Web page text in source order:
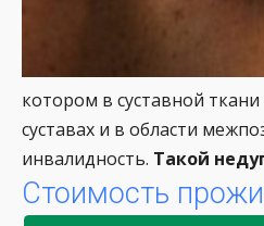
котором в суставной
суставах и в области
инвалидность. Такой
Стоимость